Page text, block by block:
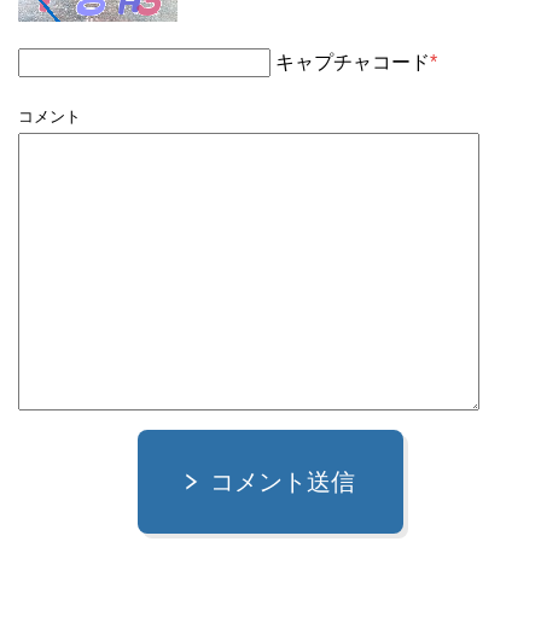
キャプチャコード*
コメント
コメント送信